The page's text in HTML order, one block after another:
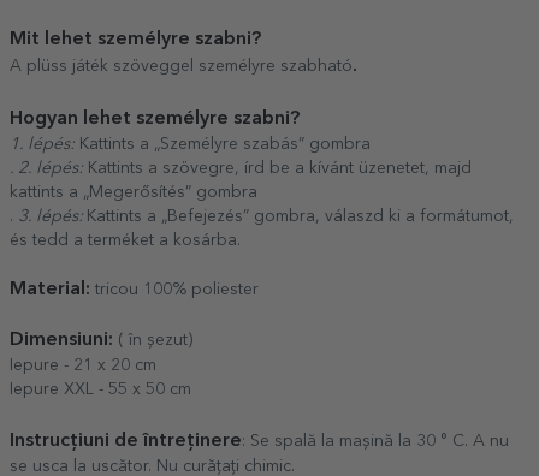
Mit lehet személyre szabni?
A plüss játék szöveggel személyre szabható.
Hogyan lehet személyre szabni?
1. lépés: Kattints a „Személyre szabás” gombra
. 2. lépés: Kattints a szövegre, írd be a kívánt üzenetet, majd
kattints a „Megerősítés” gombra
. 3. lépés: Kattints a „Befejezés” gombra, válaszd ki a formátumot,
és tedd a terméket a kosárba.
Material: tricou 100% poliester
Dimensiuni: ( în șezut)
Iepure - 21 x 20 cm
Iepure XXL - 55 x 50 cm
Instrucțiuni de întreținere: Se spală la mașină la 30 ° C. A nu
se usca la uscător. Nu curățați chimic.